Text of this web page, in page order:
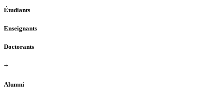
Étudiants
Enseignants
Doctorants
+
Alumni